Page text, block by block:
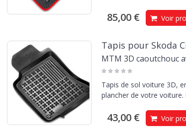
85,00 € Voir
Tapis pour Skoda
MTM 3D caoutchouc
Tapis de sol voiture 3D,
plancher de votre voiture.
43,00 € Voir